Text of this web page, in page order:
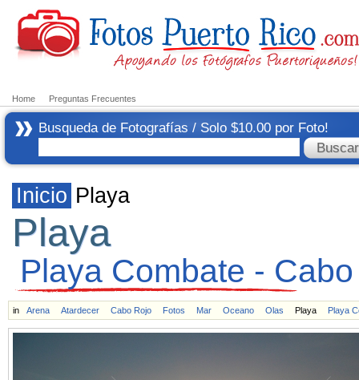
Home Preguntas Frecuentes
Busqueda de Fotografías / Solo $10.00 por Foto!
Inicio Playa
Playa
Playa Combate -
in Arena Atardecer Cabo Rojo Fotos Mar Oceano Olas Playa Playa